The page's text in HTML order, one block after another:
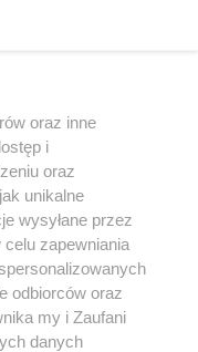
Youtube
oraz inne
i
oraz
unikalne
wysyłane przez
zapewniania
odbiorców oraz
my i Zaufani
danych